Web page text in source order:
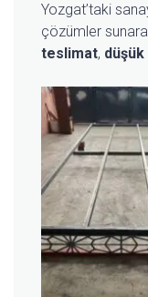
Yozgat’taki
çözümler
teslimat,